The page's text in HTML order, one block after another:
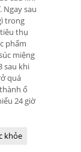
Ngay sau
trong
thụ
phẩm
miệng
sau khi
quá
ổ
24 giờ
khỏe